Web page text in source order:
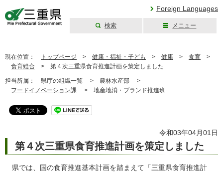
Foreign Languages
検索 メニュー
現在位置： トップページ > 健康・福祉・子ども > 健康 > 食育 >
食育総合 > 第４次三重県食育推進計画を策定しました
担当所属： 県庁の組織一覧 > 農林水産部 >
フードイノベーション課 > 地産地消・ブランド推進班
令和03年04月01日
第４次三重県食育推進計画を策定しました
県では、国の食育推進基本計画を踏まえて「三重県食育推進計